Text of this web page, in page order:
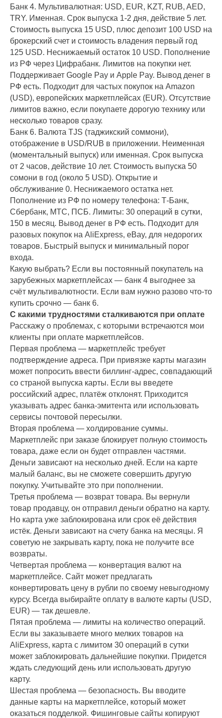
Банк 4. Мультивалютная: USD, EUR, KZT, RUB, AED,
TRY. Именная. Срок выпуска 1-2 дня, действие 5 лет.
Стоимость выпуска 15 USD, плюс депозит 100 USD на
брокерский счет и стоимость владения первый год
125 USD. Неснижаемый остаток 10 USD. Пополнение
из РФ через Цифрабанк. Лимитов на покупки нет.
Поддерживает Google Pay и Apple Pay. Вывод денег в
РФ есть. Подходит для частых покупок на Amazon
(USD), европейских маркетплейсах (EUR). Отсутствие
лимитов важно, если покупаете дорогую технику или
несколько товаров сразу.
Банк 6. Валюта TJS (таджикский соммони),
отображение в USD/RUB в приложении. Неименная
(моментальный выпуск) или именная. Срок выпуска
от 2 часов, действие 10 лет. Стоимость выпуска 50
сомони в год (около 5 USD). Открытие и
обслуживание 0. Неснижаемого остатка нет.
Пополнение из РФ по номеру телефона: Т-Банк,
Сбербанк, МТС, ПСБ. Лимиты: 30 операций в сутки,
150 в месяц. Вывод денег в РФ есть. Подходит для
разовых покупок на AliExpress, eBay, для недорогих
товаров. Быстрый выпуск и минимальный порог
входа.
Какую выбрать? Если вы постоянный покупатель на
зарубежных маркетплейсах — банк 4 выгоднее за
счёт мультивалютности. Если вам нужно разово что‑то
купить срочно — банк 6.
С какими трудностями сталкиваются при оплате
Расскажу о проблемах, с которыми встречаются мои
клиенты при оплате маркетплейсов.
Первая проблема — маркетплейс требует
подтверждение адреса. При привязке карты магазин
может попросить ввести биллинг-адрес, совпадающий
со страной выпуска карты. Если вы введете
российский адрес, платёж отклонят. Приходится
указывать адрес банка-эмитента или использовать
сервисы почтовой пересылки.
Вторая проблема — холдирование суммы.
Маркетплейс при заказе блокирует полную стоимость
товара, даже если он будет отправлен частями.
Деньги зависают на несколько дней. Если на карте
малый баланс, вы не сможете совершить другую
покупку. Учитывайте это при пополнении.
Третья проблема — возврат товара. Вы вернули
товар продавцу, он отправил деньги обратно на карту.
Но карта уже заблокирована или срок её действия
истёк. Деньги зависают на счету банка на месяцы. Я
советую не закрывать карту, пока не получите все
возвраты.
Четвертая проблема — конвертация валют на
маркетплейсе. Сайт может предлагать
конвертировать цену в рубли по своему невыгодному
курсу. Всегда выбирайте оплату в валюте карты (USD,
EUR) — так дешевле.
Пятая проблема — лимиты на количество операций.
Если вы заказываете много мелких товаров на
AliExpress, карта с лимитом 30 операций в сутки
может заблокировать дальнейшие покупки. Придется
ждать следующий день или использовать другую
карту.
Шестая проблема — безопасность. Вы вводите
данные карты на маркетплейсе, который может
оказаться подделкой. Фишинговые сайты копируют
ИНН
ОГРН
ООО